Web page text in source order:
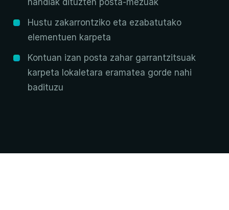
handiak dituzten posta-mezuak
Hustu zakarrontziko eta ezabatutako
elementuen karpeta
Kontuan izan posta zahar garrantzitsuak
karpeta lokaletara eramatea gorde nahi
badituzu